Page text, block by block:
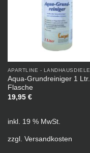
Aqua-Grundreiniger 1 Ltr.
Flasche
19,95 €
inkl. 19 % MwSt.
zzgl. Versandkosten